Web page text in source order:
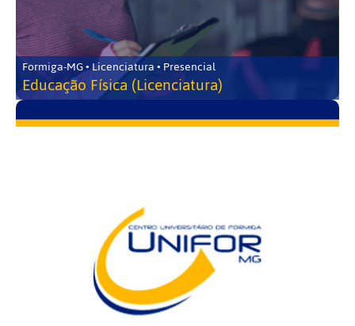
Formiga-MG • Licenciatura • Presencial
Educação Física (Licenciatura)